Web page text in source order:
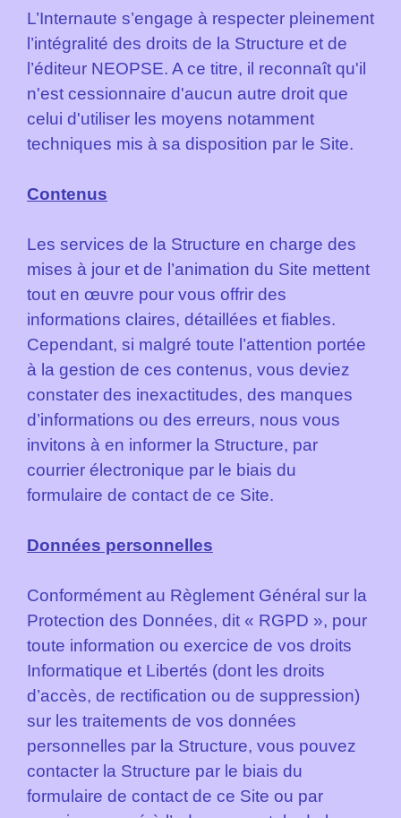
L’Internaute s’engage à respecter pleinement
l’intégralité des droits de la Structure et de
l’éditeur NEOPSE. A ce titre, il reconnaît qu'il
n'est cessionnaire d'aucun autre droit que
celui d'utiliser les moyens notamment
techniques mis à sa disposition par le Site.
Contenus
Les services de la Structure en charge des
mises à jour et de l’animation du Site mettent
tout en œuvre pour vous offrir des
informations claires, détaillées et fiables.
Cependant, si malgré toute l’attention portée
à la gestion de ces contenus, vous deviez
constater des inexactitudes, des manques
d’informations ou des erreurs, nous vous
invitons à en informer la Structure, par
courrier électronique par le biais du
formulaire de contact de ce Site.
Données personnelles
Conformément au Règlement Général sur la
Protection des Données, dit « RGPD », pour
toute information ou exercice de vos droits
Informatique et Libertés (dont les droits
d’accès, de rectification ou de suppression)
sur les traitements de vos données
personnelles par la Structure, vous pouvez
contacter la Structure par le biais du
formulaire de contact de ce Site ou par